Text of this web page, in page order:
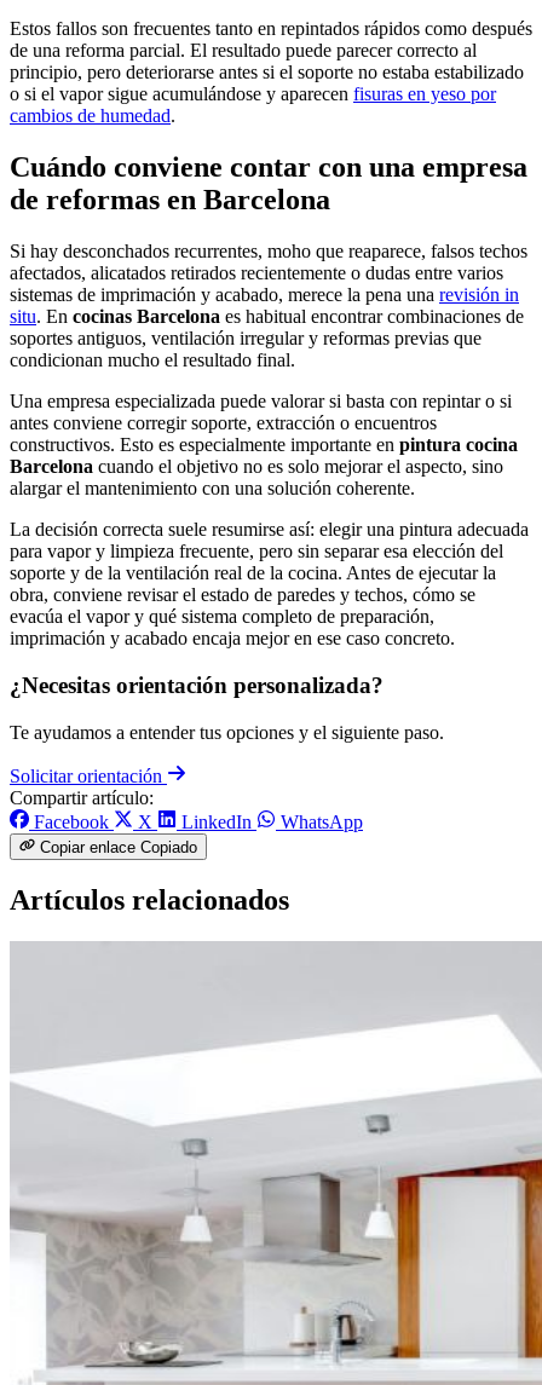
Estos fallos son frecuentes tanto en repintados rápidos como después
de una reforma parcial. El resultado puede parecer correcto al
principio, pero deteriorarse antes si el soporte no estaba estabilizado
o si el vapor sigue acumulándose y aparecen fisuras en yeso por
cambios de humedad.
Cuándo conviene contar con una empresa
de reformas en Barcelona
Si hay desconchados recurrentes, moho que reaparece, falsos techos
afectados, alicatados retirados recientemente o dudas entre varios
sistemas de imprimación y acabado, merece la pena una revisión in
situ. En cocinas Barcelona es habitual encontrar combinaciones de
soportes antiguos, ventilación irregular y reformas previas que
condicionan mucho el resultado final.
Una empresa especializada puede valorar si basta con repintar o si
antes conviene corregir soporte, extracción o encuentros
constructivos. Esto es especialmente importante en pintura cocina
Barcelona cuando el objetivo no es solo mejorar el aspecto, sino
alargar el mantenimiento con una solución coherente.
La decisión correcta suele resumirse así: elegir una pintura adecuada
para vapor y limpieza frecuente, pero sin separar esa elección del
soporte y de la ventilación real de la cocina. Antes de ejecutar la
obra, conviene revisar el estado de paredes y techos, cómo se
evacúa el vapor y qué sistema completo de preparación,
imprimación y acabado encaja mejor en ese caso concreto.
¿Necesitas orientación personalizada?
Te ayudamos a entender tus opciones y el siguiente paso.
Solicitar orientación
Compartir artículo:
Facebook
X LinkedIn WhatsApp
Copiar enlace Copiado
Artículos relacionados